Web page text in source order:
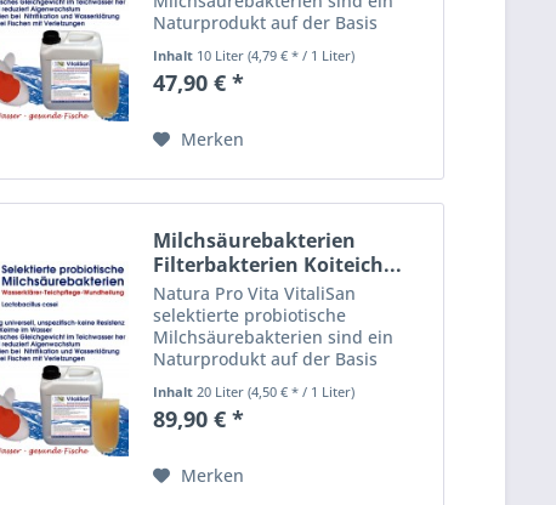
Naturprodukt auf der Basis
enzymatisch gesteuerter
heterofermentativer
Bakterienkulturen. VitaliSan -
(lactobacillus casei)...
Inhalt 10 Liter(4,79 € * / 1 Liter)
47,90 € *
Merken
Milchsäurebakterien
Filterbakterien Koiteich...
Natura Pro Vita VitaliSan
selektierte probiotische
Milchsäurebakterien sind ein
Naturprodukt auf der Basis
heterofermentativer
Bakterienkulturen. VitaliSan -
(lactobacillus casei)...
Inhalt 20 Liter(4,50 € * / 1 Liter)
89,90 € *
Merken